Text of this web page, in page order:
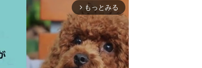
arrow_forward_ios もっとみる